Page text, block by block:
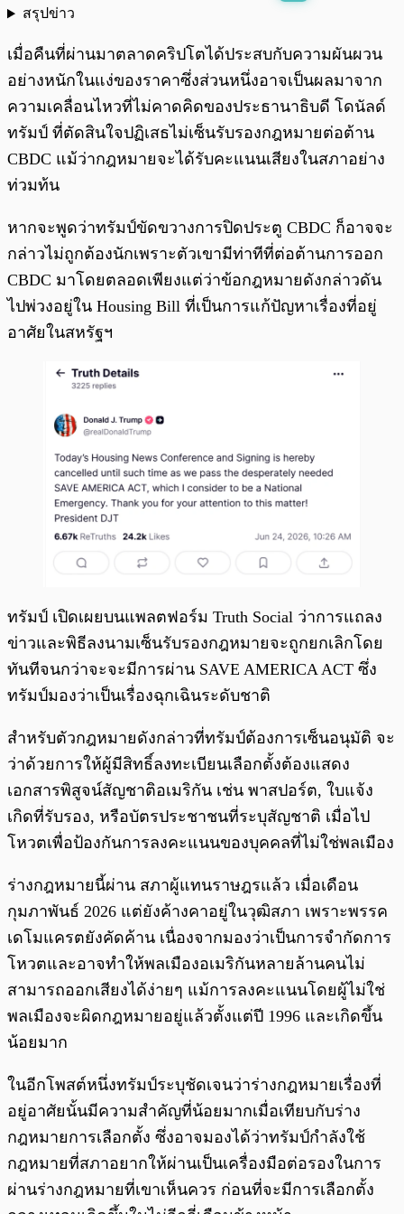
สรุปข่าว
เมื่อคืนที่ผ่านมาตลาดคริปโตได้ประสบกับความผันผวน
อย่างหนักในแง่ของราคาซึ่งส่วนหนึ่งอาจเป็นผลมาจาก
ความเคลื่อนไหวที่ไม่คาดคิดของประธานาธิบดี โดนัลด์
ทรัมป์ ที่ตัดสินใจปฏิเสธไม่เซ็นรับรองกฎหมายต่อต้าน
CBDC แม้ว่ากฎหมายจะได้รับคะแนนเสียงในสภาอย่าง
ท่วมท้น
หากจะพูดว่าทรัมป์ขัดขวางการปิดประตู CBDC ก็อาจจะ
กล่าวไม่ถูกต้องนักเพราะตัวเขามีท่าทีที่ต่อต้านการออก
CBDC มาโดยตลอดเพียงแต่ว่าข้อกฎหมายดังกล่าวดัน
ไปพ่วงอยู่ใน Housing Bill ที่เป็นการแก้ปัญหาเรื่องที่อยู่
อาศัยในสหรัฐฯ
ทรัมป์ เปิดเผยบนแพลตฟอร์ม Truth Social ว่าการแถลง
ข่าวและพิธีลงนามเซ็นรับรองกฎหมายจะถูกยกเลิกโดย
ทันทีจนกว่าจะจะมีการผ่าน SAVE AMERICA ACT ซึ่ง
ทรัมป์มองว่าเป็นเรื่องฉุกเฉินระดับชาติ
สำหรับตัวกฎหมายดังกล่าวที่ทรัมป์ต้องการเซ็นอนุมัติ จะ
ว่าด้วยการให้ผู้มีสิทธิ์ลงทะเบียนเลือกตั้งต้องแสดง
เอกสารพิสูจน์สัญชาติอเมริกัน เช่น พาสปอร์ต, ใบแจ้ง
เกิดที่รับรอง, หรือบัตรประชาชนที่ระบุสัญชาติ เมื่อไป
โหวตเพื่อป้องกันการลงคะแนนของบุคคลที่ไม่ใช่พลเมือง
ร่างกฎหมายนี้ผ่าน สภาผู้แทนราษฎรแล้ว เมื่อเดือน
กุมภาพันธ์ 2026 แต่ยังค้างคาอยู่ในวุฒิสภา เพราะพรรค
เดโมแครตยังคัดค้าน เนื่องจากมองว่าเป็นการจำกัดการ
โหวตและอาจทำให้พลเมืองอเมริกันหลายล้านคนไม่
สามารถออกเสียงได้ง่ายๆ แม้การลงคะแนนโดยผู้ไม่ใช่
พลเมืองจะผิดกฎหมายอยู่แล้วตั้งแต่ปี 1996 และเกิดขึ้น
น้อยมาก
ในอีกโพสต์หนึ่งทรัมป์ระบุชัดเจนว่าร่างกฎหมายเรื่องที่
อยู่อาศัยนั้นมีความสำคัญที่น้อยมากเมื่อเทียบกับร่าง
กฎหมายการเลือกตั้ง ซึ่งอาจมองได้ว่าทรัมป์กำลังใช้
กฎหมายที่สภาอยากให้ผ่านเป็นเครื่องมือต่อรองในการ
ผ่านร่างกฎหมายที่เขาเห็นควร ก่อนที่จะมีการเลือกตั้ง